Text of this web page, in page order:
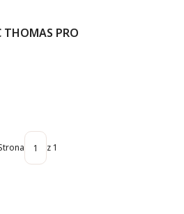
PRO
z 1